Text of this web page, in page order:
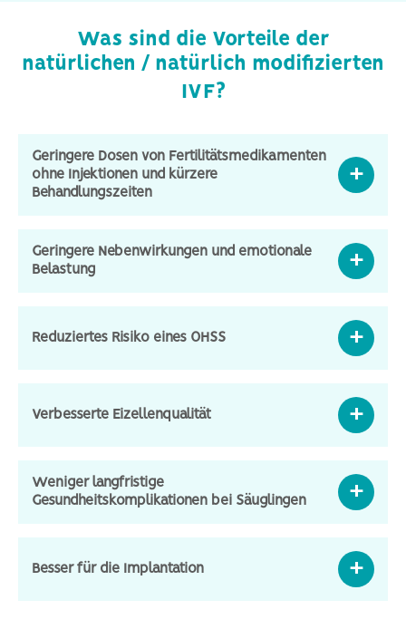
Was sind die Vorteile der
natürlichen / natürlich modifizierten
IVF?
Geringere Dosen von Fertilitätsmedikamenten
ohne Injektionen und kürzere
Behandlungszeiten
Geringere Nebenwirkungen und emotionale
Belastung
Reduziertes Risiko eines OHSS
Verbesserte Eizellenqualität
Weniger langfristige
Gesundheitskomplikationen bei Säuglingen
Besser für die Implantation